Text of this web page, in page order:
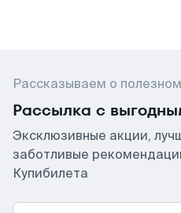
Рассказываем о
Рассылка с
Эксклюзивные акции,
заботливые
Купибилета